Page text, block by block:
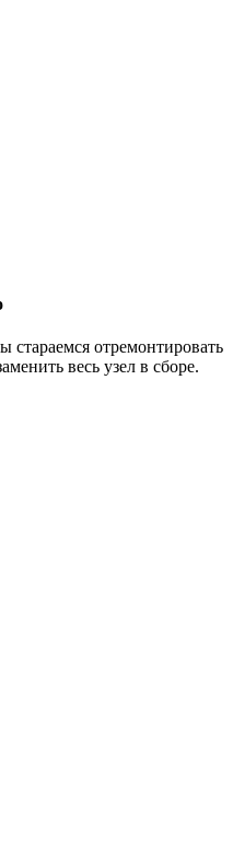
отремонтировать
весь узел в сборе.